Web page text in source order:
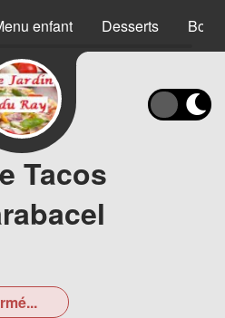
enfant Desserts
Tacos